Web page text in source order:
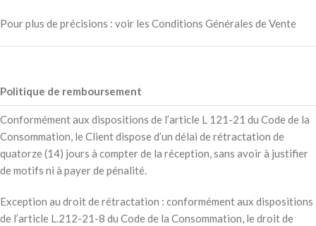
Pour plus de précisions : voir les Conditions Générales de Vente
Politique de remboursement
Conformément aux dispositions de l’article L 121-21 du Code de la
Consommation, le Client dispose d’un délai de rétractation de
quatorze (14) jours à compter de la réception, sans avoir à justifier
de motifs ni à payer de pénalité.
Exception au droit de rétractation : conformément aux dispositions
de l’article L.212-21-8 du Code de la Consommation, le droit de